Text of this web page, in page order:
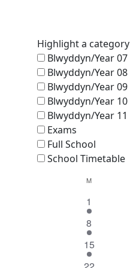
Highlight a category
Blwyddyn/Year 07
Blwyddyn/Year 08
Blwyddyn/Year 09
Blwyddyn/Year 10
Blwyddyn/Year 11
Exams
Full School
School Timetable
Calendar
Events
M
1
event
1
1
event
8
1
event
15
2